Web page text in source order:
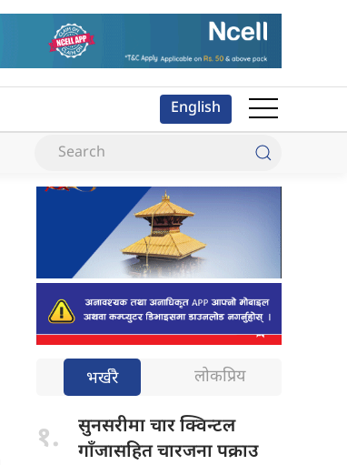
English
भर्खरै लोकप्रिय
१. सुनसरीमा चारक्विन्टल
गाँजासहित चारजना पक्राउ